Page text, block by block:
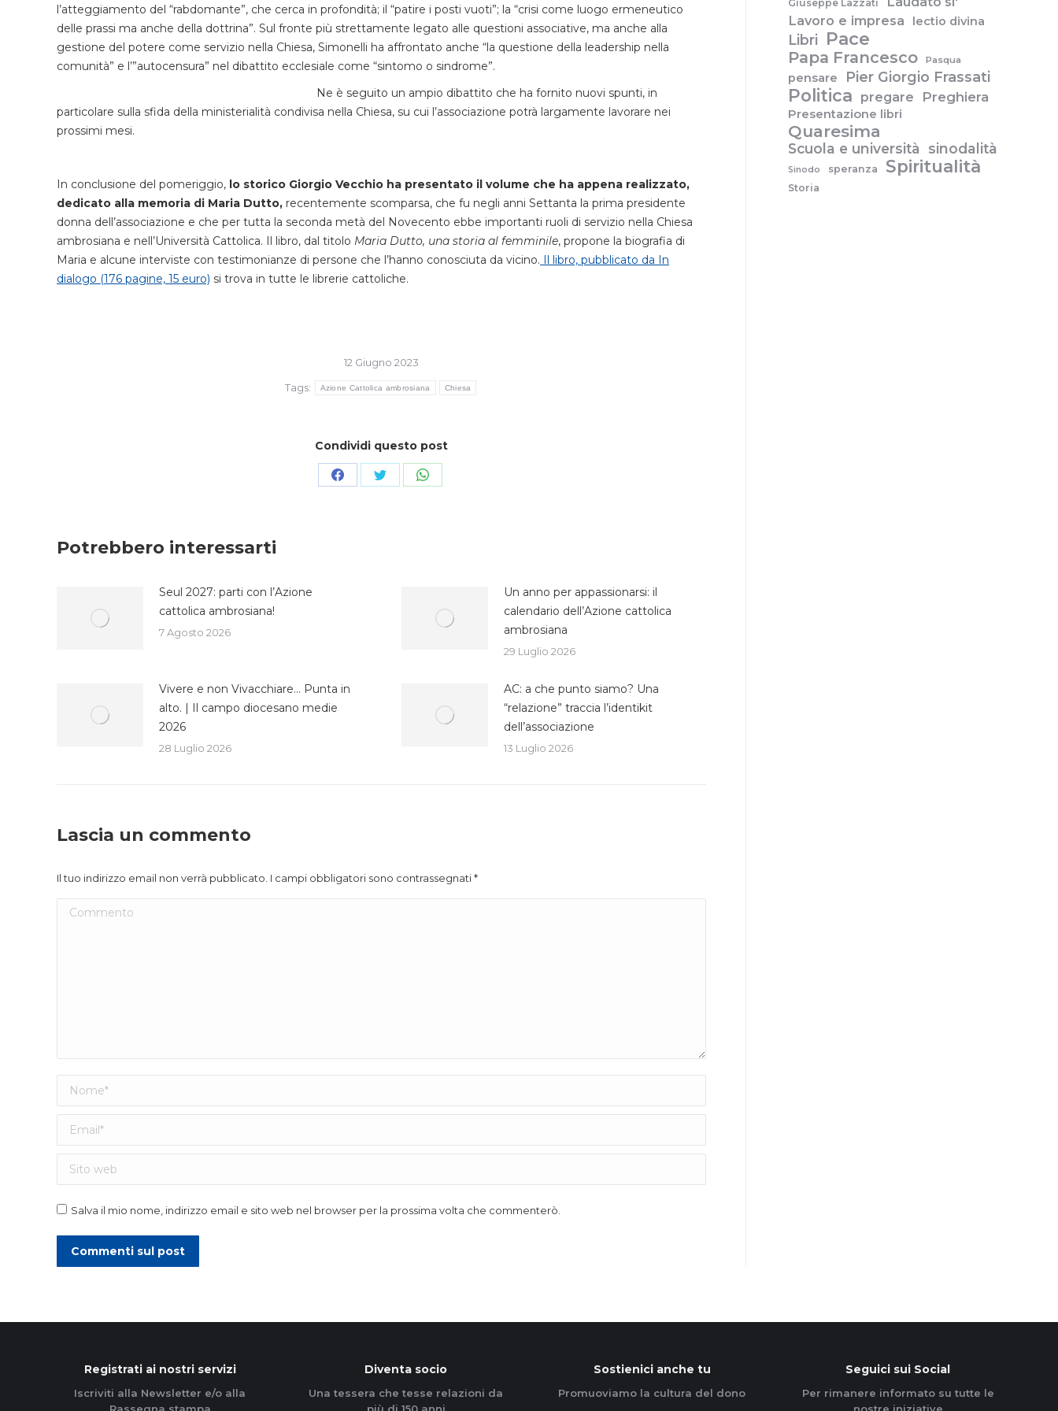
l’atteggiamento del “rabdomante”, che cerca in profondità; il “patire i posti vuoti”; la “crisi come luogo ermeneutico
delle prassi ma anche della dottrina”. Sul fronte più strettamente legato alle questioni associative, ma anche alla
gestione del potere come servizio nella Chiesa, Simonelli ha affrontato anche “la questione della leadership nella
comunità” e l’”autocensura” nel dibattito ecclesiale come “sintomo o sindrome”.
Ne è seguito un ampio dibattito che ha fornito nuovi spunti, in
particolare sulla sfida della ministerialità condivisa nella Chiesa, su cui l’associazione potrà largamente lavorare nei
prossimi mesi.
In conclusione del pomeriggio, lo storico Giorgio Vecchio ha presentato il volume che ha appena realizzato,
dedicato alla memoria di Maria Dutto, recentemente scomparsa, che fu negli anni Settanta la prima presidente
donna dell’associazione e che per tutta la seconda metà del Novecento ebbe importanti ruoli di servizio nella Chiesa
ambrosiana e nell’Università Cattolica. Il libro, dal titolo Maria Dutto, una storia al femminile, propone la biografia di
Maria e alcune interviste con testimonianze di persone che l’hanno conosciuta da vicino. Il libro, pubblicato da In
dialogo (176 pagine, 15 euro) si trova in tutte le librerie cattoliche.
12 Giugno 2023
Tags:
Azione Cattolica ambrosiana Chiesa
Condividi questo post
CondividiCondividiCondividi
Potrebbero interessarti
Seul 2027: parti con l’Azione
cattolica ambrosiana!
7 Agosto 2026
Un anno per appassionarsi: il
calendario dell’Azione cattolica
ambrosiana
29 Luglio 2026
Vivere e non Vivacchiare… Punta in
alto. | Il campo diocesano medie
2026
28 Luglio 2026
AC: a che punto siamo? Una
“relazione” traccia l’identikit
dell’associazione
13 Luglio 2026
Lascia un commento
Il tuo indirizzo email non verrà pubblicato. I campi obbligatori sono contrassegnati*
Commento
Nome *
Email *
Sito web
Salva il mio nome, indirizzo email e sito web nel browser per la prossima volta che commenterò.
Commenti sul post
Giuseppe Lazzati
Lavoro e impresa
lectio divina
Libri Pace
Papa Francesco Pasqua
pensare Pier Giorgio Frassati
Politica pregare Preghiera
Presentazione libri
Quaresima
Scuola e università sinodalità
Sinodo speranza Spiritualità
Storia
Registrati ai nostri servizi
Iscriviti alla Newsletter e/o alla
Rassegna stampa
Diventa socio
Una tessera che tesse relazioni da
più di 150 anni
Sostienici anche tu
Promuoviamo la cultura del dono
Seguici sui Social
Per rimanere informato su tutte le
nostre iniziative